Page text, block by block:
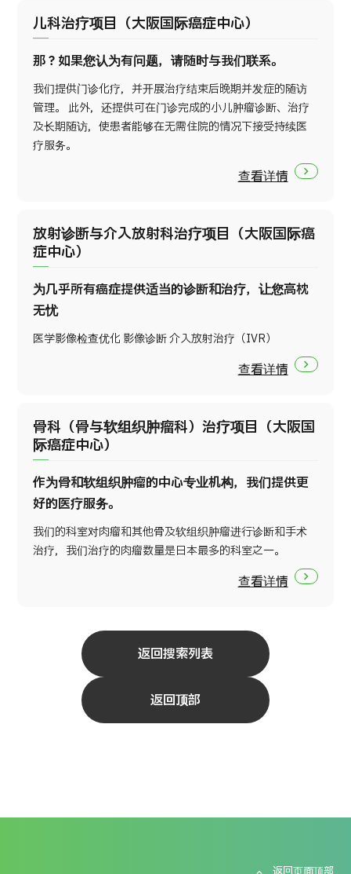
儿科治疗项目（大阪国际癌症中心）
那？如果您认为有问题，请随时与我们联系。
我们提供门诊化疗，并开展治疗结束后晚期并发症的随访
管理。 此外，还提供可在门诊完成的小儿肿瘤诊断、治疗
及长期随访，使患者能够在无需住院的情况下接受持续医
疗服务。
查看详情
放射诊断与介入放射科治疗项目（大阪国际癌
症中心）
为几乎所有癌症提供适当的诊断和治疗，让您高枕
无忧
医学影像检查优化 影像诊断 介入放射治疗（IVR）
查看详情
骨科（骨与软组织肿瘤科）治疗项目（大阪国
际癌症中心）
作为骨和软组织肿瘤的中心专业机构，我们提供更
好的医疗服务。
我们的科室对肉瘤和其他骨及软组织肿瘤进行诊断和手术
治疗，我们治疗的肉瘤数量是日本最多的科室之一。
查看详情
返回搜索列表
返回顶部